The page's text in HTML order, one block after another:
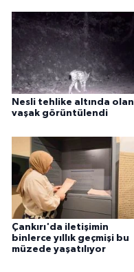
Nesli tehlike altında olan
vaşak görüntülendi
Çankırı'da iletişimin
binlerce yıllık geçmişi bu
müzede yaşatılıyor